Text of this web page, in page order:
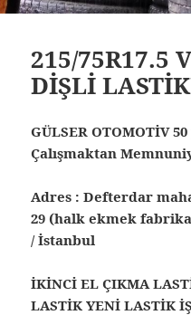
215/75R17.5
DİŞLİ
GÜLSER OTOMOTİV
Çalışmaktan
Adres : Defterdar
29 (halk ekmek
/ İstanbul
İKİNCİ EL ÇIKMA
LASTİK YENİ LASTİK